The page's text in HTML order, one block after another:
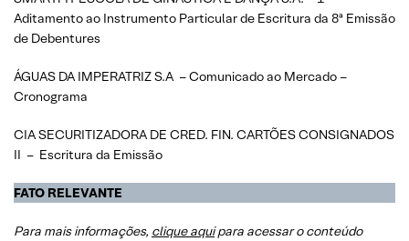
Aditamento ao Instrumento Particular de Escritura da 8ª Emissão
de Debentures
ÁGUAS DA IMPERATRIZ S.A – Comunicado ao Mercado –
Cronograma
CIA SECURITIZADORA DE CRED. FIN. CARTÕES CONSIGNADOS
II – Escritura da Emissão
FATO RELEVANTE
Para mais informações, clique aquipara acessar o conteúdo